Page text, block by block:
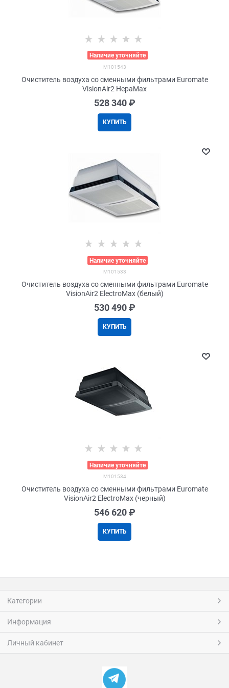
Наличие уточняйте
M101543
Очиститель воздуха со сменными фильтрами Euromate
VisionAir2 HepaMax
528 340 ₽
КУПИТЬ
Наличие уточняйте
M101533
Очиститель воздуха со сменными фильтрами Euromate
VisionAir2 ElectroMax (белый)
530 490 ₽
КУПИТЬ
Наличие уточняйте
M101534
Очиститель воздуха со сменными фильтрами Euromate
VisionAir2 ElectroMax (черный)
546 620 ₽
КУПИТЬ
Категории
Информация
Личный кабинет